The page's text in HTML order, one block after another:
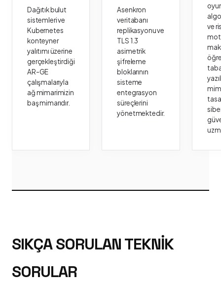
Dağıtık bulut
sistemleri ve
Kubernetes
konteyner
yalıtımı üzerine
gerçekleştirdiği
AR-GE
çalışmalarıyla
ağ mimarimizin
baş mimarıdır.
Asenkron
veritabanı
replikasyonu ve
TLS 1.3
asimetrik
şifreleme
bloklarının
sisteme
entegrasyon
süreçlerini
yönetmektedir.
ve
SIKÇA SORULAN TEKNIK
SORULAR